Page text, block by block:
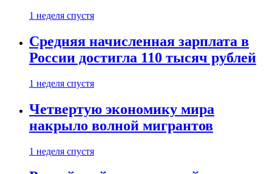
1 неделя спустя
Средняя начисленная зарплата в
России достигла 110 тысяч рублей
1 неделя спустя
Четвертую экономику мира
накрыло волной мигрантов
1 неделя спустя